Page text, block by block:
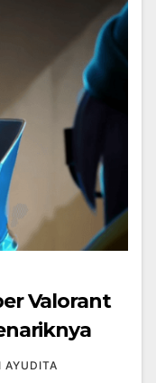
Valorant
AYUDITA